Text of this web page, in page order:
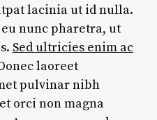
lacinia ut id nulla.
nunc pharetra, ut
Sed ultricies enim ac
laoreet
pulvinar nibh
orci non magna